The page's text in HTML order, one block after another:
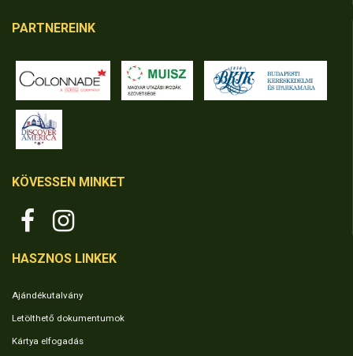
PARTNEREINK
KÖVESSEN MINKET
HASZNOS LINKEK
Ajándékutalvány
Letölthető dokumentumok
Kártya elfogadás